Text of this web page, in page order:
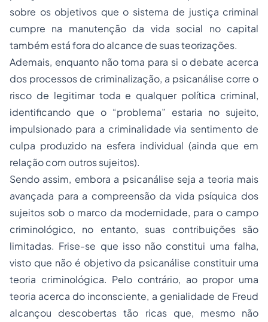
sobre os objetivos que o sistema de justiça criminal
cumpre na manutenção da vida social no capital
também está fora do alcance de suas teorizações.
Ademais, enquanto não toma para si o debate acerca
dos processos de criminalização, a psicanálise corre o
risco de legitimar toda e qualquer política criminal,
identificando que o “problema” estaria no sujeito,
impulsionado para a criminalidade via sentimento de
culpa produzido na esfera individual (ainda que em
relação com outros sujeitos).
Sendo assim, embora a psicanálise seja a teoria mais
avançada para a compreensão da vida psíquica dos
sujeitos sob o marco da modernidade, para o campo
criminológico, no entanto, suas contribuições são
limitadas. Frise-se que isso não constitui uma falha,
visto que não é objetivo da psicanálise constituir uma
teoria criminológica. Pelo contrário, ao propor uma
teoria acerca do inconsciente, a genialidade de Freud
alcançou descobertas tão ricas que, mesmo não